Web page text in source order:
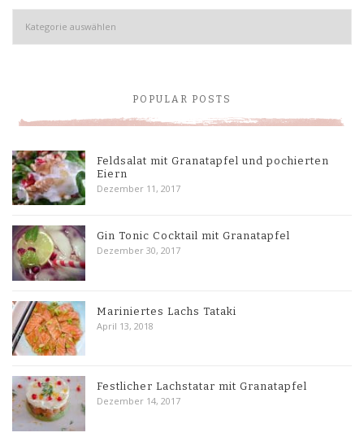
Kategorien
POPULAR POSTS
Feldsalat mit Granatapfel und pochierten
Eiern
Dezember 11, 2017
Gin Tonic Cocktail mit Granatapfel
Dezember 30, 2017
Mariniertes Lachs Tataki
April 13, 2018
Festlicher Lachstatar mit Granatapfel
Dezember 14, 2017